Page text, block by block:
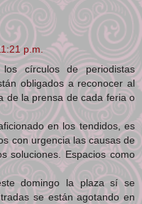
p.m.
círculos de periodistas
obligados a reconocer al
de la prensa de cada feria o
en los tendidos, es
con urgencia las causas de
soluciones. Espacios como
domingo la plaza sí se
se están agotando en